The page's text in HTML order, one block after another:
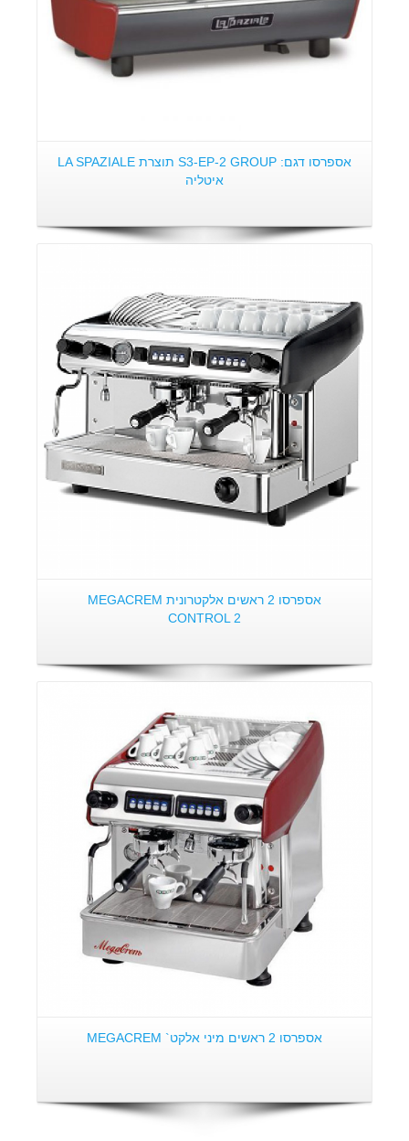
אספרסו דגם: S3-EP-2 GROUP תוצרת LA SPAZIALE
איטליה
אספרסו 2 ראשים אלקטרונית MEGACREM
CONTROL 2
אספרסו 2 ראשים מיני אלקט` MEGACREM